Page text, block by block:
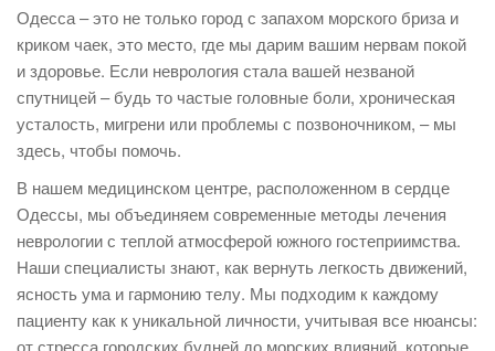
Одесса – это не только город с запахом морского бриза и
криком чаек, это место, где мы дарим вашим нервам покой
и здоровье. Если неврология стала вашей незваной
спутницей – будь то частые головные боли, хроническая
усталость, мигрени или проблемы с позвоночником, – мы
здесь, чтобы помочь.
В нашем медицинском центре, расположенном в сердце
Одессы, мы объединяем современные методы лечения
неврологии с теплой атмосферой южного гостеприимства.
Наши специалисты знают, как вернуть легкость движений,
ясность ума и гармонию телу. Мы подходим к каждому
пациенту как к уникальной личности, учитывая все нюансы:
от стресса городских будней до морских влияний, которые